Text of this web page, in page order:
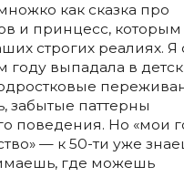
как сказка про
и принцесс, которым
строгих реалиях. Я
году выпадала в
забытые паттерны
поведения. Но «мои
— к 50-ти уже
где можешь